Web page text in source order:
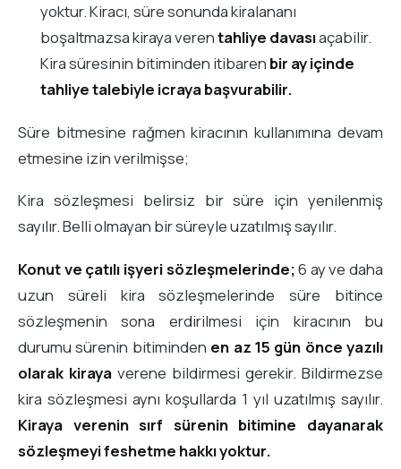
yoktur. Kiracı, süre sonunda kiralananı
boşaltmazsa kiraya verentahliye davasıaçabilir.
Kira süresinin bitiminden itibaren bir ay içinde
tahliye talebiyle icraya başvurabilir.
Süre bitmesine rağmen kiracının kullanımına devam
etmesine izin verilmişse;
Kira sözleşmesi belirsiz bir süre için yenilenmiş
sayılır. Belli olmayan bir süreyle uzatılmış sayılır.
Konut ve çatılı işyeri sözleşmelerinde;6 ay ve daha
uzun süreli kira sözleşmelerinde süre bitince
sözleşmenin sona erdirilmesi için kiracının bu
durumu sürenin bitiminden en az 15 gün önce yazılı
olarak kiraya verene bildirmesi gerekir. Bildirmezse
kira sözleşmesi aynı koşullarda 1 yıl uzatılmış sayılır.
Kiraya verenin sırf sürenin bitimine dayanarak
sözleşmeyi feshetme hakkı yoktur.